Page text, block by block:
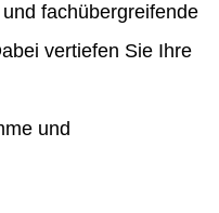
fachübergreifende
vertiefen Sie Ihre
und